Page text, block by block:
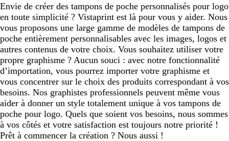
Envie de créer des tampons de poche personnalisés pour logo
en toute simplicité ? Vistaprint est là pour vous y aider. Nous
vous proposons une large gamme de modèles de tampons de
poche entièrement personnalisables avec les images, logos et
autres contenus de votre choix. Vous souhaitez utiliser votre
propre graphisme ? Aucun souci : avec notre fonctionnalité
d’importation, vous pourrez importer votre graphisme et
vous concentrer sur le choix des produits correspondant à vos
besoins. Nos graphistes professionnels peuvent même vous
aider à donner un style totalement unique à vos tampons de
poche pour logo. Quels que soient vos besoins, nous sommes
à vos côtés et votre satisfaction est toujours notre priorité !
Prêt à commencer la création ? Nous aussi !